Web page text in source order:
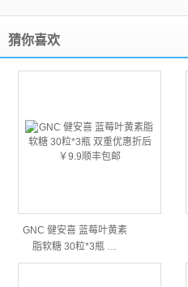
猜你喜欢
GNC 健安喜 蓝莓叶黄素
脂软糖 30粒*3瓶 …